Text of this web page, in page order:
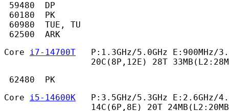
59480  DP
60180  PK
60980  TUE, TU
62500  ARK
Core i7-14700T
P:1.3GHz/5.0GHz E:900MHz/
20C(8P,12E) 28T
62480  PK
Core i5-14600K
P:3.5GHz/5.3GHz E:2.6GHz/
14C(6P,8E) 20T